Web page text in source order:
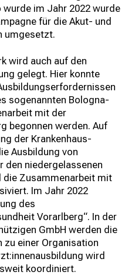
wurde im Jahr 2022 wurde
für die Akut- und
umgesetzt.
wird auch auf den
gelegt. Hier konnte
sogenannten Bologna-
mit der
begonnen werden. Auf
der Krankenhaus-
Ausbildung von
den niedergelassenen
die Zusammenarbeit mit
Im Jahr 2022
des
Vorarlberg“. In der
GmbH werden die
zu einer Organisation
wird
koordiniert.